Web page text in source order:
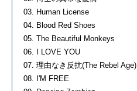
03. Human License
04. Blood Red Shoes
05. The Beautiful Monkeys
06. I LOVE YOU
07. 理由なき反抗(The Rebel Age)
08. I'M FREE